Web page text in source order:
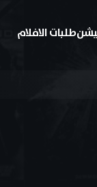
طلبات الافلام